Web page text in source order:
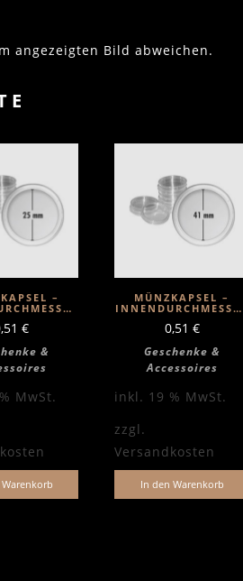
angezeigten Bild abweichen.
–
€
&
MwSt.
MÜNZKAPSEL –
INNENDURCHMESSER
0,51 €
Geschenke &
Accessoires
inkl. 19 % MwSt.
zzgl.
Versandkosten
In den Warenkorb